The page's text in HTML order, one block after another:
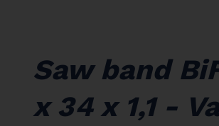
Saw band
x 34 x 1,1 -